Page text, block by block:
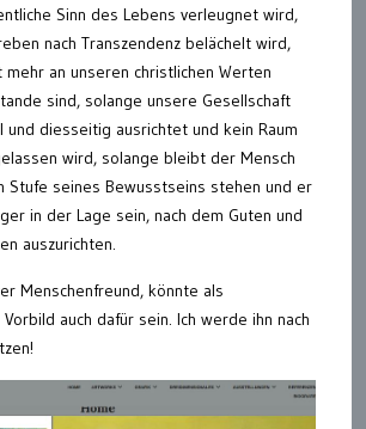
Sinn des Lebens verleugnet wird,
nach Transzendenz belächelt wird,
mehr an unseren christlichen Werten
sind, solange unsere Gesellschaft
und diesseitig ausrichtet und kein Raum
wird, solange bleibt der Mensch
Stufe seines Bewusstseins stehen und er
in der Lage sein, nach dem Guten und
auszurichten.
Menschenfreund, könnte als
auch dafür sein. Ich werde ihn nach